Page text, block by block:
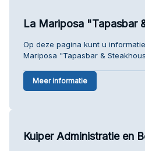
La Mariposa "Tapasbar
Op deze pagina kunt u
Mariposa "Tapasbar &
Meer informatie
Kuiper Administratie en